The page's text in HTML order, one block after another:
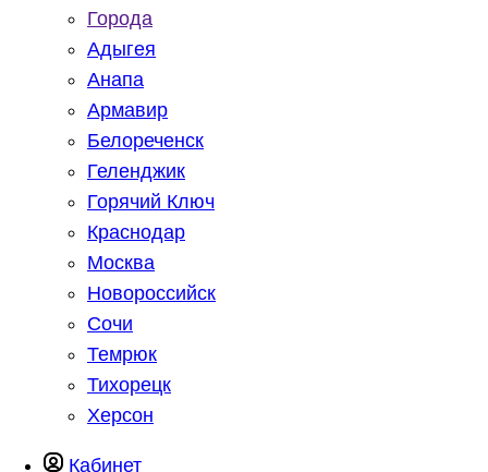
Города
Адыгея
Анапа
Армавир
Белореченск
Геленджик
Горячий Ключ
Краснодар
Москва
Новороссийск
Сочи
Темрюк
Тихорецк
Херсон
Кабинет